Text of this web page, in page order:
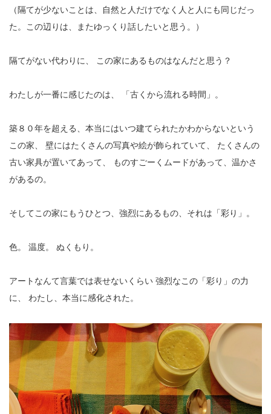
（隔てが少ないことは、自然と人だけでなく人と人にも同じだっ
た。この辺りは、またゆっくり話したいと思う。）
隔てがない代わりに、 この家にあるものはなんだと思う？
わたしが一番に感じたのは、 「古くから流れる時間」。
築８０年を超える、本当にはいつ建てられたかわからないという
この家、
壁にはたくさんの写真や絵が飾られていて、
たくさんの
古い家具が置いてあって、
ものすごーくムードがあって、温かさ
があるの。
そしてこの家にもうひとつ、強烈にあるもの、それは「彩り」。
色。 温度。 ぬくもり。
アートなんて言葉では表せないくらい 強烈なこの「彩り」の力
に、
わたし、本当に感化された。